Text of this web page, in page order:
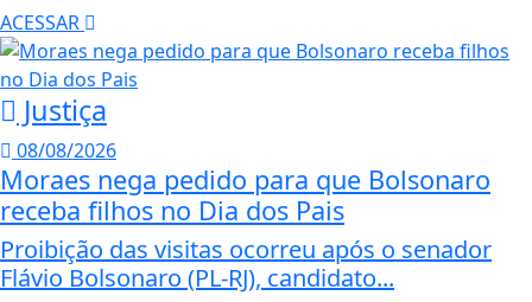
ACESSAR
Justiça
08/08/2026
Moraes nega pedido para que Bolsonaro
receba filhos no Dia dos Pais
Proibição das visitas ocorreu após o senador
Flávio Bolsonaro (PL-RJ), candidato...